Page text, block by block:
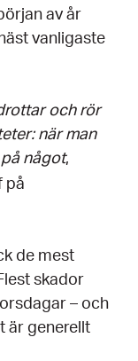
av år
vanligaste
och rör
när man
något,
på
de mest
skador
– och
är generellt